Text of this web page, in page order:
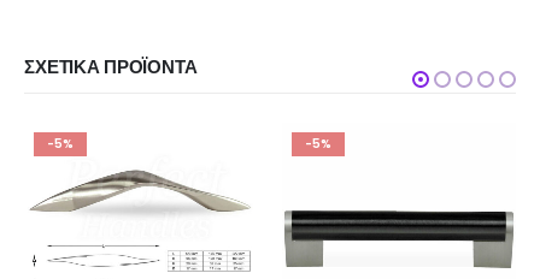
ΣΧΕΤΙΚΆ ΠΡΟΪΌΝΤΑ
-5% -5%